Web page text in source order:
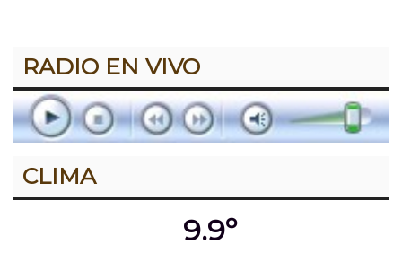
RADIO EN VIVO
CLIMA
9.9º